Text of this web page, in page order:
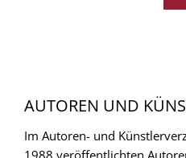
AUTOREN UND
Im Autoren- und
1988 veröffentlichten